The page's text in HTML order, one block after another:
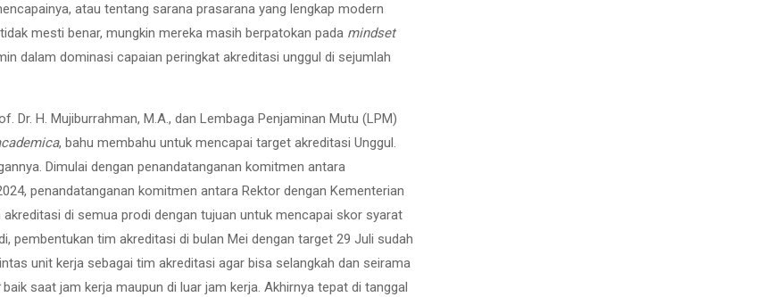
atau tentang sarana prasarana yang lengkap modern
mesti benar, mungkin mereka masih berpatokan pada mindset
dalam dominasi capaian peringkat akreditasi unggul di sejumlah
Dr. H. Mujiburrahman, M.A., dan Lembaga Penjaminan Mutu (LPM)
, bahu membahu untuk mencapai target akreditasi Unggul.
Dimulai dengan penandatanganan komitmen antara
penandatanganan komitmen antara Rektor dengan Kementerian
di semua prodi dengan tujuan untuk mencapai skor syarat
pembentukan tim akreditasi di bulan Mei dengan target 29 Juli sudah
unit kerja sebagai tim akreditasi agar bisa selangkah dan seirama
baik saat jam kerja maupun di luar jam kerja. Akhirnya tepat di tanggal